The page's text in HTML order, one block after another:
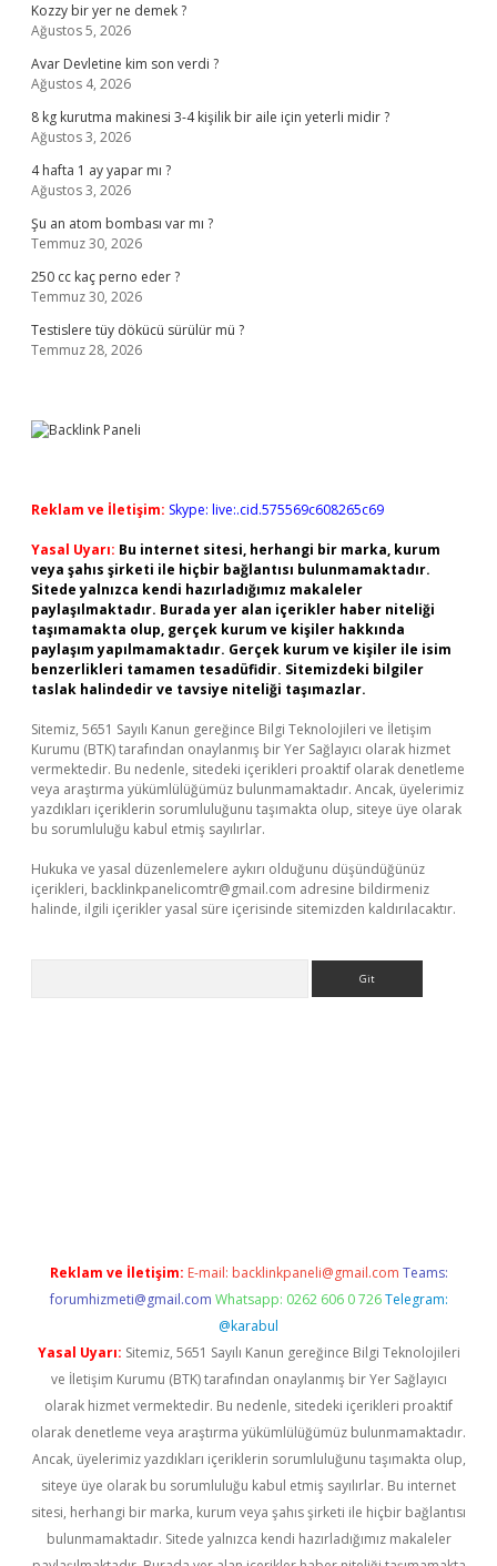
Kozzy bir yer ne demek ?
Ağustos 5, 2026
Avar Devletine kim son verdi ?
Ağustos 4, 2026
8 kg kurutma makinesi 3-4 kişilik bir aile için yeterli midir ?
Ağustos 3, 2026
4 hafta 1 ay yapar mı ?
Ağustos 3, 2026
Şu an atom bombası var mı ?
Temmuz 30, 2026
250 cc kaç perno eder ?
Temmuz 30, 2026
Testislere tüy dökücü sürülür mü ?
Temmuz 28, 2026
Reklam ve İletişim: Skype: live:.cid.575569c608265c69
Yasal Uyarı: Bu internet sitesi, herhangi bir marka, kurum
veya şahıs şirketi ile hiçbir bağlantısı bulunmamaktadır.
Sitede yalnızca kendi hazırladığımız makaleler
paylaşılmaktadır. Burada yer alan içerikler haber niteliği
taşımamakta olup, gerçek kurum ve kişiler hakkında
paylaşım yapılmamaktadır. Gerçek kurum ve kişiler ile isim
benzerlikleri tamamen tesadüfidir. Sitemizdeki bilgiler
taslak halindedir ve tavsiye niteliği taşımazlar.
Sitemiz, 5651 Sayılı Kanun gereğince Bilgi Teknolojileri ve İletişim
Kurumu (BTK) tarafından onaylanmış bir Yer Sağlayıcı olarak hizmet
vermektedir. Bu nedenle, sitedeki içerikleri proaktif olarak denetleme
veya araştırma yükümlülüğümüz bulunmamaktadır. Ancak, üyelerimiz
yazdıkları içeriklerin sorumluluğunu taşımakta olup, siteye üye olarak
bu sorumluluğu kabul etmiş sayılırlar.
Hukuka ve yasal düzenlemelere aykırı olduğunu düşündüğünüz
içerikleri, backlinkpanelicomtr@gmail.com adresine bildirmeniz
halinde, ilgili içerikler yasal süre içerisinde sitemizden kaldırılacaktır.
Reklam ve İletişim: E-mail: backlinkpaneli@gmail.com Teams:
forumhizmeti@gmail.com Whatsapp: 0262 606 0 726 Telegram:
@karabul
Yasal Uyarı: Sitemiz, 5651 Sayılı Kanun gereğince Bilgi Teknolojileri
ve İletişim Kurumu (BTK) tarafından onaylanmış bir Yer Sağlayıcı
olarak hizmet vermektedir. Bu nedenle, sitedeki içerikleri proaktif
olarak denetleme veya araştırma yükümlülüğümüz bulunmamaktadır.
Ancak, üyelerimiz yazdıkları içeriklerin sorumluluğunu taşımakta olup,
siteye üye olarak bu sorumluluğu kabul etmiş sayılırlar. Bu internet
sitesi, herhangi bir marka, kurum veya şahıs şirketi ile hiçbir bağlantısı
bulunmamaktadır. Sitede yalnızca kendi hazırladığımız makaleler